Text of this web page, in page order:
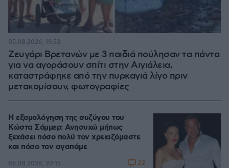
Ζευγάρι Βρετανών με 3 παιδιά πούλησαν τα πάντα
για να αγοράσουν σπίτι στην Αιγιάλεια,
καταστράφηκε από την πυρκαγιά λίγο πριν
μετακομίσουν, φωτογραφίες
05.08.2026, 19:53
Η εξομολόγηση της συζύγου του
Κώστα Σόμμερ: Ανησυχώ μήπως
ξεχάσει πόσο πολύ τον χρειαζόμαστε
και πόσο τον αγαπάμε
05.08.2026, 20:15 22